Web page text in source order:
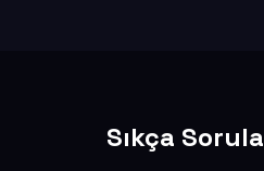
Sıkça